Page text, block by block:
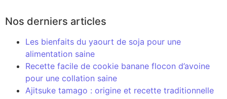
Nos derniers articles
Les bienfaits du yaourt de soja pour une
alimentation saine
Recette facile de cookie banane flocon d’avoine
pour une collation saine
Ajitsuke tamago : origine et recette traditionnelle